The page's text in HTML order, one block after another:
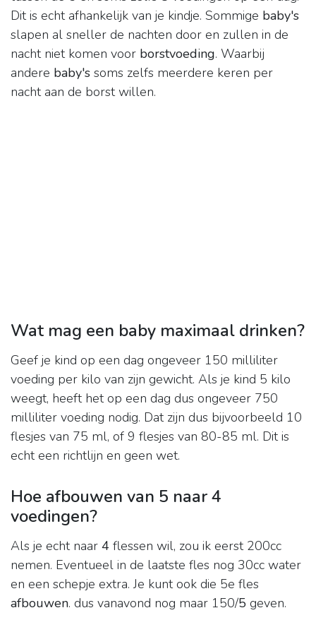
Dit is echt afhankelijk van je kindje. Sommige baby's
slapen al sneller de nachten door en zullen in de
nacht niet komen voor borstvoeding. Waarbij
andere baby's soms zelfs meerdere keren per
nacht aan de borst willen.
Wat mag een baby maximaal drinken?
Geef je kind op een dag ongeveer 150 milliliter
voeding per kilo van zijn gewicht. Als je kind 5 kilo
weegt, heeft het op een dag dus ongeveer 750
milliliter voeding nodig. Dat zijn dus bijvoorbeeld 10
flesjes van 75 ml, of 9 flesjes van 80-85 ml. Dit is
echt een richtlijn en geen wet.
Hoe afbouwen van 5 naar 4
voedingen?
Als je echt naar 4 flessen wil, zou ik eerst 200cc
nemen. Eventueel in de laatste fles nog 30cc water
en een schepje extra. Je kunt ook die 5e fles
afbouwen. dus vanavond nog maar 150/5 geven.